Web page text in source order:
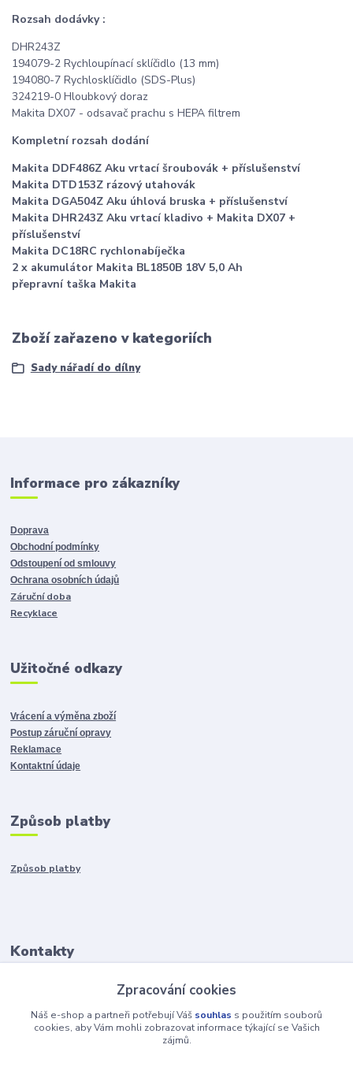
Rozsah dodávky :
DHR243Z
194079-2 Rychloupínací sklíčidlo (13 mm)
194080-7 Rychlosklíčidlo (SDS-Plus)
324219-0 Hloubkový doraz
Makita DX07 - odsavač prachu s HEPA filtrem
Kompletní rozsah dodání
Makita DDF486Z Aku vrtací šroubovák + příslušenství
Makita DTD153Z rázový utahovák
Makita DGA504Z Aku úhlová bruska + příslušenství
Makita DHR243Z Aku vrtací kladivo + Makita DX07 +
příslušenství
Makita DC18RC rychlonabíječka
2 x akumulátor Makita BL1850B 18V 5,0 Ah
přepravní taška Makita
Zboží zařazeno v kategoriích
Sady nářadí do dílny
Informace pro zákazníky
Doprava
Obchodní podmínky
Odstoupení od smlouvy
Ochrana osobních údajů
Záruční doba
Recyklace
Užitočné odkazy
Vrácení a výměna zboží
Postup záruční opravy
Reklamace
Kontaktní údaje
Způsob platby
Způsob platby
Kontakty
Po-Pia 8:00-15:00
Zpracování cookies
Náš e-shop a partneři potřebují Váš souhlas s použitím souborů
cookies, aby Vám mohli zobrazovat informace týkající se Vašich
zájmů.